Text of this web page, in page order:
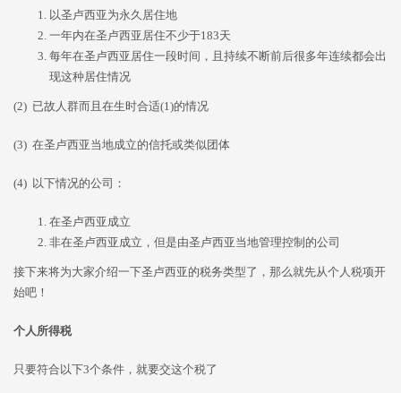
以圣卢西亚为永久居住地
一年内在圣卢西亚居住不少于183天
每年在圣卢西亚居住一段时间，且持续不断前后很多年连续都会出
现这种居住情况
(2) 已故人群而且在生时合适(1)的情况
(3) 在圣卢西亚当地成立的信托或类似团体
(4) 以下情况的公司：
在圣卢西亚成立
非在圣卢西亚成立，但是由圣卢西亚当地管理控制的公司
接下来将为大家介绍一下圣卢西亚的税务类型了，那么就先从个人税项开
始吧！
个人所得税
只要符合以下3个条件，就要交这个税了